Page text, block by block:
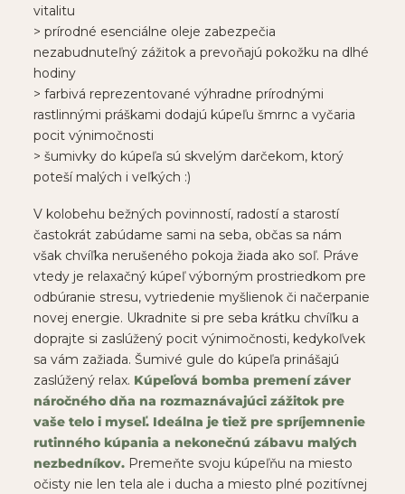
vitalitu
> prírodné esenciálne oleje zabezpečia
nezabudnuteľný zážitok a prevoňajú pokožku na dlhé
hodiny
> farbivá reprezentované výhradne prírodnými
rastlinnými práškami dodajú kúpeľu šmrnc a vyčaria
pocit výnimočnosti
> šumivky do kúpeľa sú skvelým darčekom, ktorý
poteší malých i veľkých :)
V kolobehu bežných povinností, radostí a starostí
častokrát zabúdame sami na seba, občas sa nám
však chvíľka nerušeného pokoja žiada ako soľ. Práve
vtedy je relaxačný kúpeľ výborným prostriedkom pre
odbúranie stresu, vytriedenie myšlienok či načerpanie
novej energie. Ukradnite si pre seba krátku chvíľku a
doprajte si zaslúžený pocit výnimočnosti, kedykoľvek
sa vám zažiada. Šumivé gule do kúpeľa prinášajú
zaslúžený relax. Kúpeľová bomba premení záver
náročného dňa na rozmaznávajúci zážitok pre
vaše telo i myseľ. Ideálna je tiež pre spríjemnenie
rutinného kúpania a nekonečnú zábavu malých
nezbedníkov. Premeňte svoju kúpeľňu na miesto
očisty nie len tela ale i ducha a miesto plné pozitívnej